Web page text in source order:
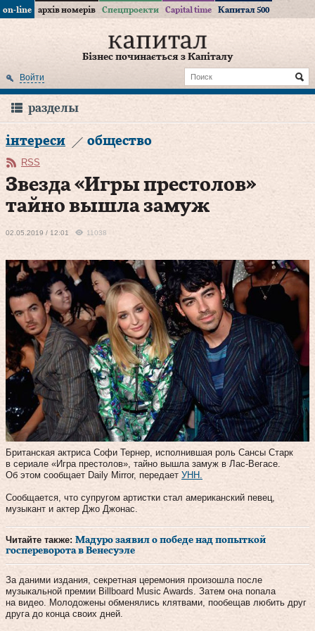
on-line архів номерів Спецпроекти Capital time Капитал 500
Бізнес починається з Капіталу
Войти
разделы
інтереси общество
RSS
Звезда «Игры престолов»
тайно вышла замуж
02.05.2019 / 12:01 11038
Британская актриса Софи Тернер, исполнившая роль Сансы Старк
в сериале «Игра престолов», тайно вышла замуж в Лас-Вегасе.
Об этом сообщает Daily Mirror, передает УНН.
Сообщается, что супругом артистки стал американский певец,
музыкант и актер Джо Джонас.
Читайте также: Мадуро заявил о победе над попыткой
госпереворота в Венесуэле
За даними издания, секретная церемония произошла после
музыкальной премии Billboard Music Awards. Затем она попала
на видео. Молодожены обменялись клятвами, пообещав любить друг
друга до конца своих дней.